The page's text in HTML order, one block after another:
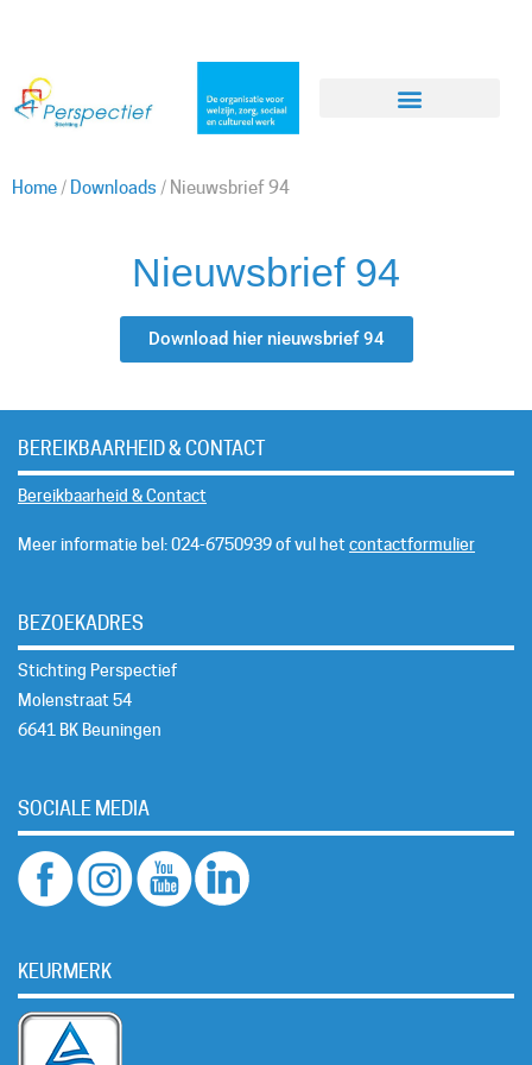
Home / Downloads / Nieuwsbrief 94
Nieuwsbrief 94
Download hier nieuwsbrief 94
BEREIKBAARHEID & CONTACT
Bereikbaarheid & Contact
Meer informatie bel: 024-6750939 of vul hetcontactformulier
BEZOEKADRES
Stichting Perspectief
Molenstraat 54
6641 BK Beuningen
SOCIALE MEDIA
KEURMERK